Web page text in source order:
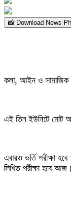
📸 Download News
কলা, আইন ও সামাজিক
এই তিন ইউনিটে মোট
এবারও ভর্তি পরীক্ষা
লিখিত পরীক্ষা হবে